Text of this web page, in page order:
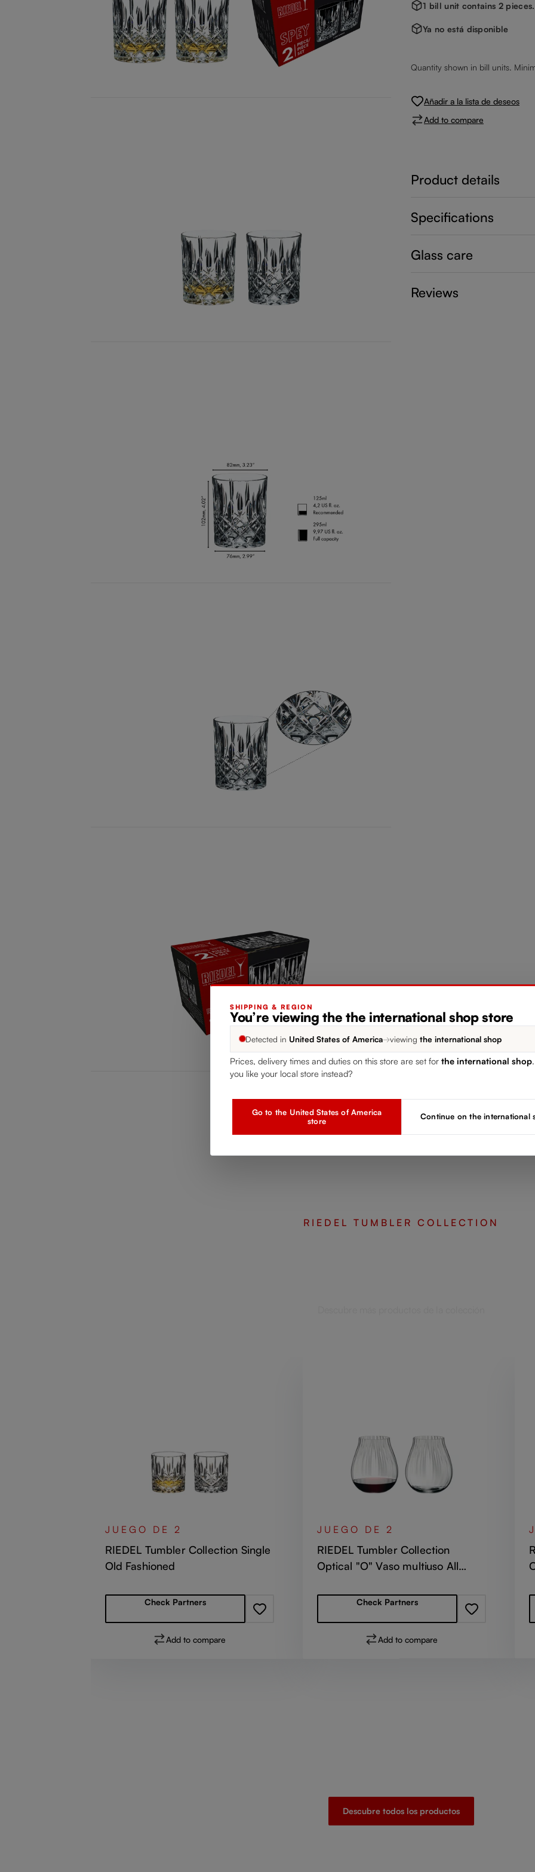
1 bill unit contains 2 pieces.
Ya no está disponible
Quantity shown in bill units.
Añadir a la lista de deseos
Add to compare
Product details
Specifications
Glass care
Reviews
RIEDEL TUMBLER COLLECTION
JUEGO DE 2
RIEDEL Tumbler Collection Single
Old Fashioned
Precio normal:
Check Partners
Add to compare
JUEGO DE 2
RIEDEL Tumbler Collection
Optical "O" Vaso multiuso All
Precio normal:
Check Partners
Add to compare
Descubre todos los productos
SHIPPING & REGION
You’re viewing the the international shop store
Detected in United States of America→viewing the international shop
Prices, delivery times and duties on this store are set for the international shop
you like your local store instead?
Go to the United States of America
store
Continue on the international